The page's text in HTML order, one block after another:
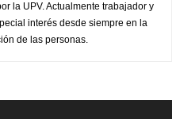
la UPV. Actualmente trabajador y
interés desde siempre en la
de las personas.